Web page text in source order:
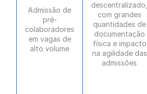
Admissão de
pré-
colaboradores
em vagas de
alto volume
descentralizado,
com grandes
quantidades de
documentação
física e impacto
na agilidade das
admissões